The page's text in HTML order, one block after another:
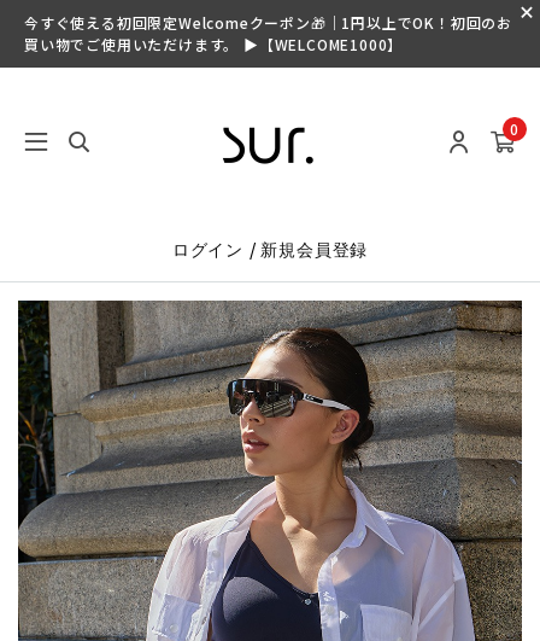
今すぐ使える初回限定Welcomeクーポン🎁｜1円以上でOK！初回のお
買い物でご使用いただけます。 ▶【WELCOME1000】
0
ログイン / 新規会員登録